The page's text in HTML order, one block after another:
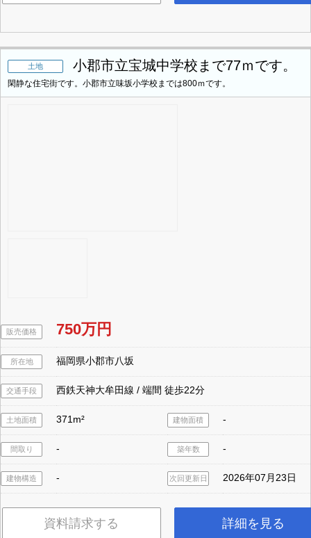
土地 小郡市立宝城中学校まで77ｍです。
閑静な住宅街です。小郡市立味坂小学校までは800ｍです。
販売価格 750万円
所在地 福岡県小郡市八坂
交通手段 西鉄天神大牟田線 / 端間 徒歩22分
土地面積 371m² 建物面積 -
間取り - 築年数 -
建物構造 - 次回更新日 2026年07月23日
資料請求する 詳細を見る